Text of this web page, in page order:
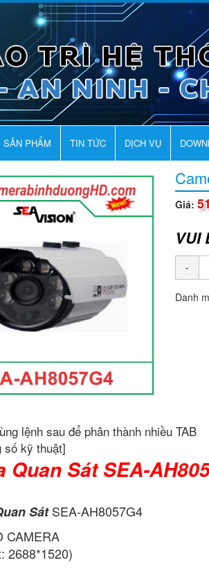
SẢN PHẨM TIN TỨC DỊCH VỤ
Giá:
VUI
Danh
lệnh sau để phân thành nhiều TAB
số kỹ thuật]
Quan Sát SEA-
SátSEA-AH8057G4
CAMERA
2688*1520)